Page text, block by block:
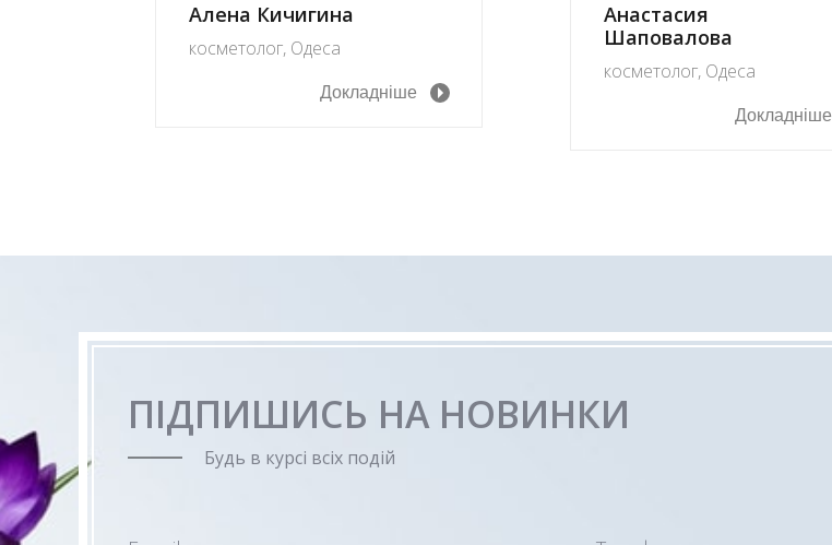
Алена Кичигина
косметолог, Одеса
Докладніше
Анастасия
Шаповалова
косметолог, Одеса
Докладніше
ПІДПИШИСЬ НА НОВИНКИ
Будь в курсі всіх подій